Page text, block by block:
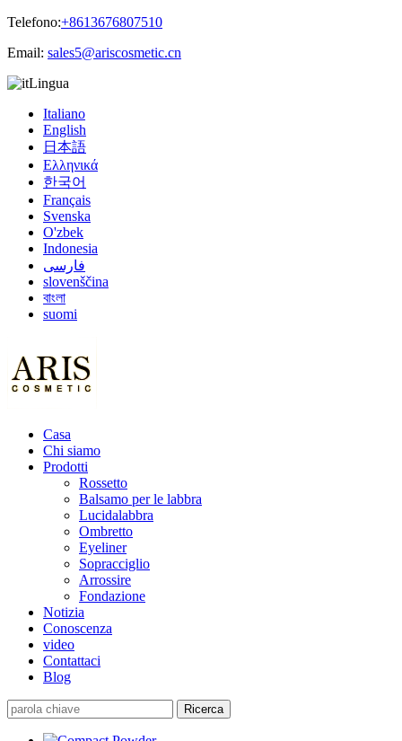
Telefono:+8613676807510
Email: sales5@ariscosmetic.cn
Lingua
Italiano
English
日本語
Ελληνικά
한국어
Français
Svenska
O'zbek
Indonesia
فارسی
slovenščina
বাংলা
suomi
Casa
Chi siamo
Prodotti
Rossetto
Balsamo per le labbra
Lucidalabbra
Ombretto
Eyeliner
Sopracciglio
Arrossire
Fondazione
Notizia
Conoscenza
video
Contattaci
Blog